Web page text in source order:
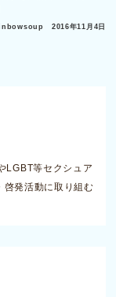
2016年11月4日
LGBT等セクシュア
啓発活動に取り組む